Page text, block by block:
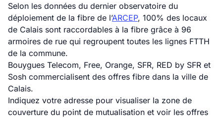
Selon les données du dernier observatoire du
déploiement de la fibre de l’ARCEP, 100% des locaux
de Calais sont raccordables à la fibre grâce à 96
armoires de rue qui regroupent toutes les lignes FTTH
de la commune.
Bouygues Telecom, Free, Orange, SFR, RED by SFR et
Sosh commercialisent des offres fibre dans la ville de
Calais.
Indiquez votre adresse pour visualiser la zone de
couverture du point de mutualisation et voir les offres